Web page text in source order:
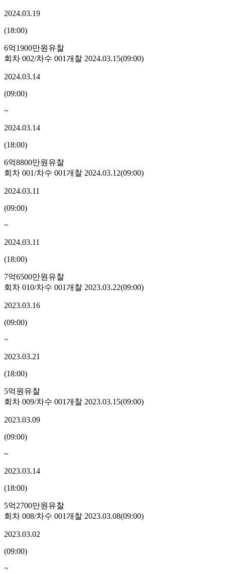
2024.03.19
(18:00)
6억1900만원 유찰
회차 002/차수 001개찰 2024.03.15(09:00)
2024.03.14
(09:00)
~
2024.03.14
(18:00)
6억8800만원 유찰
회차 001/차수 001개찰 2024.03.12(09:00)
2024.03.11
(09:00)
~
2024.03.11
(18:00)
7억6500만원 유찰
회차 010/차수 001개찰 2023.03.22(09:00)
2023.03.16
(09:00)
~
2023.03.21
(18:00)
5억원 유찰
회차 009/차수 001개찰 2023.03.15(09:00)
2023.03.09
(09:00)
~
2023.03.14
(18:00)
5억2700만원 유찰
회차 008/차수 001개찰 2023.03.08(09:00)
2023.03.02
(09:00)
~